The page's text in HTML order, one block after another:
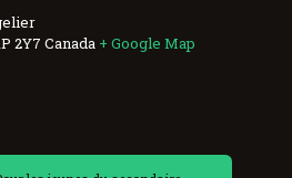
2Y7 Canada + Google Map